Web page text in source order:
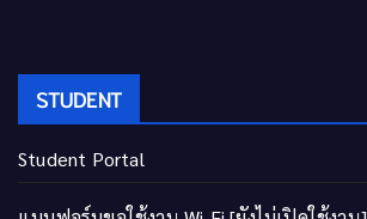
STUDENT
Student Portal